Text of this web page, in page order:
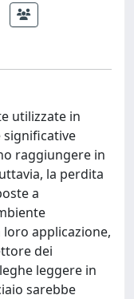
utilizzate in
significative
raggiungere in
la perdita
a
applicazione,
dei
leggere in
sarebbe